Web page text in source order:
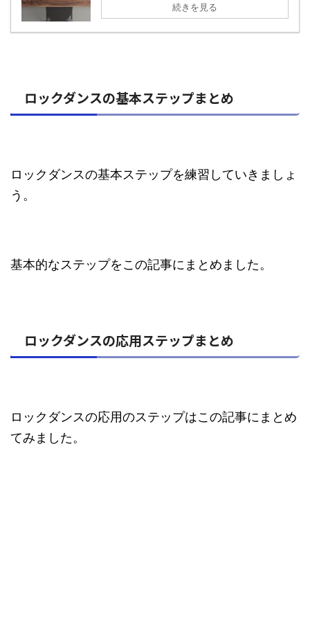
続きを見る
ロックダンスの基本ステップまとめ
ロックダンスの基本ステップを練習していきましょ
う。
基本的なステップをこの記事にまとめました。
ロックダンスの応用ステップまとめ
ロックダンスの応用のステップはこの記事にまとめ
てみました。